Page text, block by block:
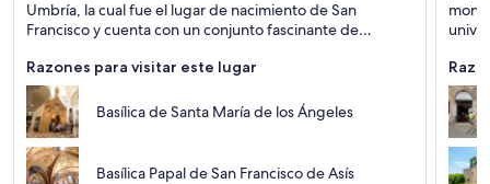
Umbría, la cual fue el lugar de nacimiento de San
Francisco y cuenta con un conjunto fascinante de
Razones para visitar este lugar
Basílica de Santa María de los Ángeles
Basílica Papal de San Francisco de Asís